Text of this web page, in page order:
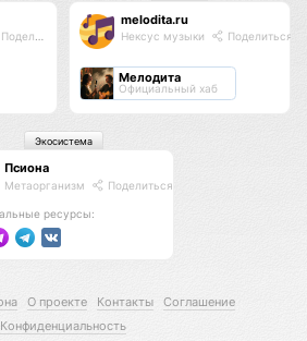
Поделиться
melodita.ru
Нексус музыки Поделиться
Мелодита
Официальный хаб
Псиона
Метаорганизм Поделиться
ресурсы:
Экосистема
О проекте Контакты
Соглашение
Конфиденциальность